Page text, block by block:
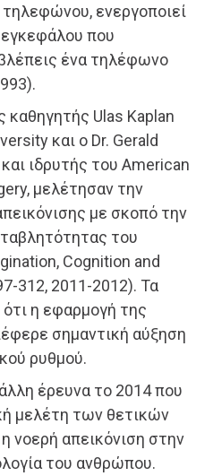
ενεργοποιεί
εγκεφάλου που
ένα τηλέφωνο
Ulas Kaplan
και ο Dr. Gerald
ιδρυτής του American
μελέτησαν την
με σκοπό την
του
Cognition and
312, 2011-2012). Τα
η εφαρμογή της
σημαντική αύξηση
ρυθμού.
έρευνα το 2014 που
μελέτη των θετικών
νοερή απεικόνιση στην
του ανθρώπου.